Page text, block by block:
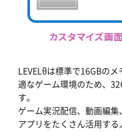
LEVELθは標準で16GBの
適なゲーム環境のため、
す。
ゲーム実況配信、動画編
アプリをたくさん活用する